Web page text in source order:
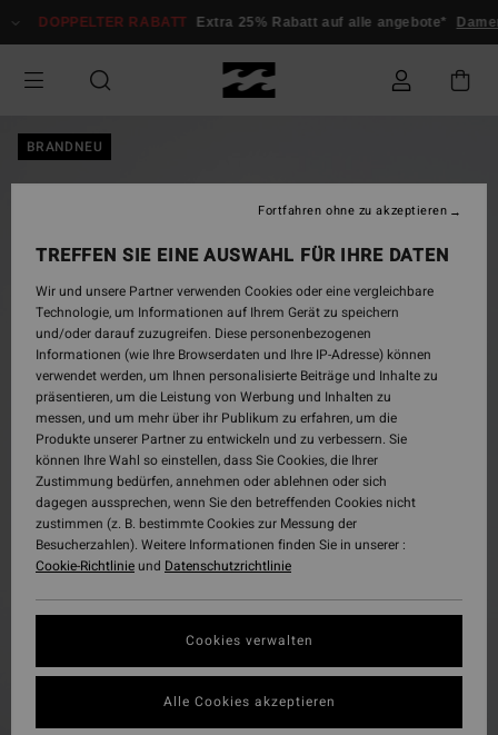
zur
springen
DOPPELTER RABATT Extra 25% Rabatt auf alle angebote* Damen
BRANDNEU
TREFFEN SIE EINE AUSWAHL FÜR IHRE DATEN
Wir und unsere Partner verwenden Cookies oder eine vergleichbare
Technologie, um Informationen auf Ihrem Gerät zu speichern
und/oder darauf zuzugreifen. Diese personenbezogenen
Informationen (wie Ihre Browserdaten und Ihre IP-Adresse) können
verwendet werden, um Ihnen personalisierte Beiträge und Inhalte zu
präsentieren, um die Leistung von Werbung und Inhalten zu
messen, und um mehr über ihr Publikum zu erfahren, um die
Produkte unserer Partner zu entwickeln und zu verbessern. Sie
können Ihre Wahl so einstellen, dass Sie Cookies, die Ihrer
Zustimmung bedürfen, annehmen oder ablehnen oder sich
dagegen aussprechen, wenn Sie den betreffenden Cookies nicht
zustimmen (z. B. bestimmte Cookies zur Messung der
Besucherzahlen). Weitere Informationen finden Sie in unserer :
Cookie-Richtlinieund Datenschutzrichtlinie
Cookies verwalten
Fortfahren ohne zu akzeptieren
Alle Cookies akzeptieren